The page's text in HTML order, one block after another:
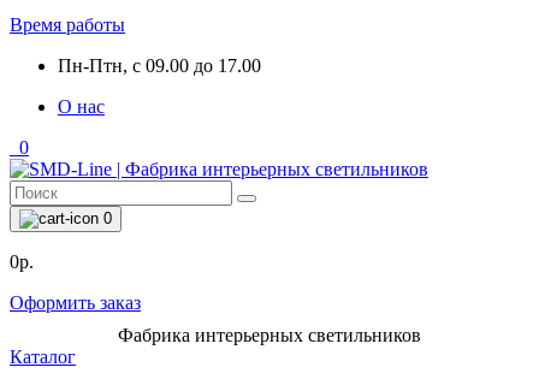
Время работы
Пн-Птн, с 09.00 до 17.00
О нас
0
0
0р.
Оформить заказ
Фабрика интерьерных светильников
Каталог